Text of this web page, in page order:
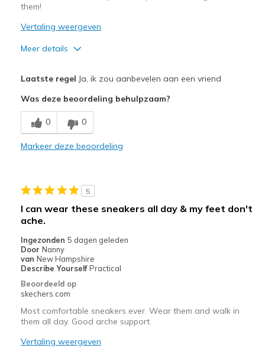
them!
Vertaling weergeven
Meer details
Breathe Well
Comfortable
Beste toepassingen
Casual Wear
Travel
Width
Feels true to width
Sizing
View On Shoes
Laatste regel Ja, ik zou aanbevelen aan een vriend
Was deze beoordeling behulpzaam?
0 0
Markeer deze beoordeling
5
I can wear these sneakers all day & my feet don't
ache.
Ingezonden 5 dagen geleden
Door Nanny
van New Hampshire
Describe Yourself Practical
Beoordeeld op
skechers.com
Most comfortable sneakers ever. Wear them and walk in
them all day. Good arche support.
Vertaling weergeven